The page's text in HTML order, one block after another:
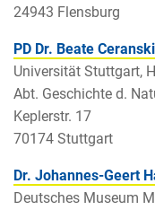
24943 Flensburg
PD Dr. Beate Ceranski
Universität Stuttgart,
Abt. Geschichte d.
Keplerstr. 17
70174 Stuttgart
Dr. Johannes-Geert
Deutsches Museum